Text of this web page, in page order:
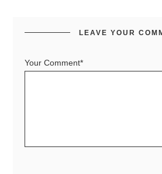
LEAVE YOUR
Your Comment*